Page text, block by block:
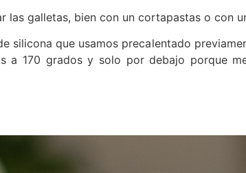
las galletas, bien con un cortapastas o con
silicona que usamos precalentado
a 170 grados y solo por debajo porque